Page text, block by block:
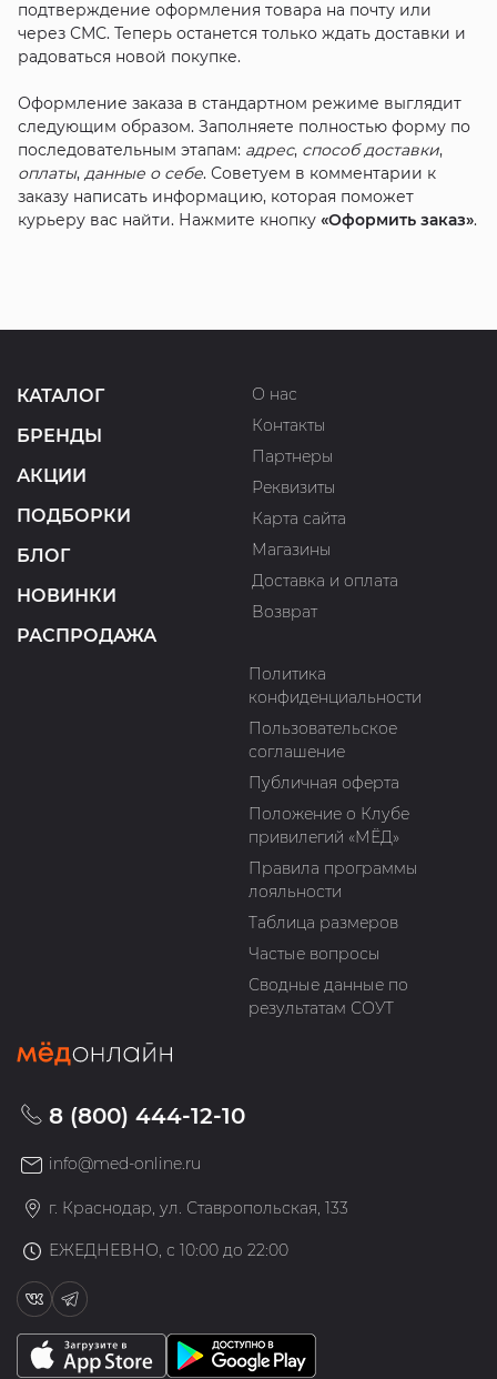
подтверждение оформления товара на почту или
через СМС. Теперь останется только ждать доставки и
радоваться новой покупке.
Оформление заказа в стандартном режиме выглядит
следующим образом. Заполняете полностью форму по
последовательным этапам: адрес, способ доставки,
оплаты, данные о себе. Советуем в комментарии к
заказу написать информацию, которая поможет
курьеру вас найти. Нажмите кнопку «Оформить заказ».
КАТАЛОГ
БРЕНДЫ
АКЦИИ
ПОДБОРКИ
БЛОГ
НОВИНКИ
РАСПРОДАЖА
О нас
Контакты
Партнеры
Реквизиты
Карта сайта
Магазины
Доставка и оплата
Возврат
Политика
конфиденциальности
Пользовательское
соглашение
Публичная оферта
Положение о Клубе
привилегий «МЁД»
Правила программы
лояльности
Таблица размеров
Частые вопросы
Сводные данные по
результатам СОУТ
8 (800) 444-12-10
info@med-online.ru
г. Краснодар, ул. Ставропольская, 133
ЕЖЕДНЕВНО, с 10:00 до 22:00